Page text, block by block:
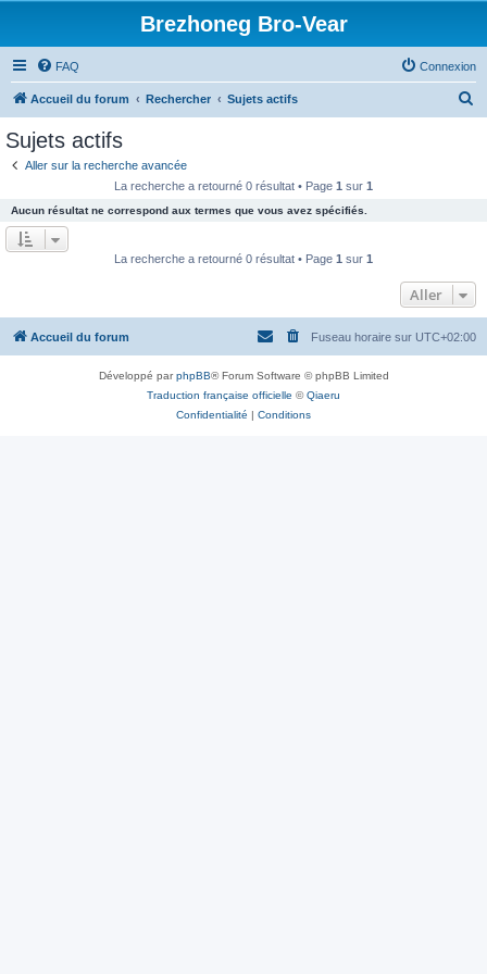
Brezhoneg Bro-Vear
FAQ Connexion
Accueil du forum Rechercher Sujets actifs
e
r
Sujets actifs
Aller sur la recherche avancée
La recherche a retourné 0 résultat • Page 1 sur 1
Aucun résultat ne correspond aux termes que vous avez spécifiés.
La recherche a retourné 0 résultat • Page 1 sur 1
Aller
Accueil du forum Fuseau horaire sur UTC+02:00
Développé parphpBB® Forum Software © phpBB Limited
Traduction française officielle ©Qiaeru
Confidentialité | Conditions